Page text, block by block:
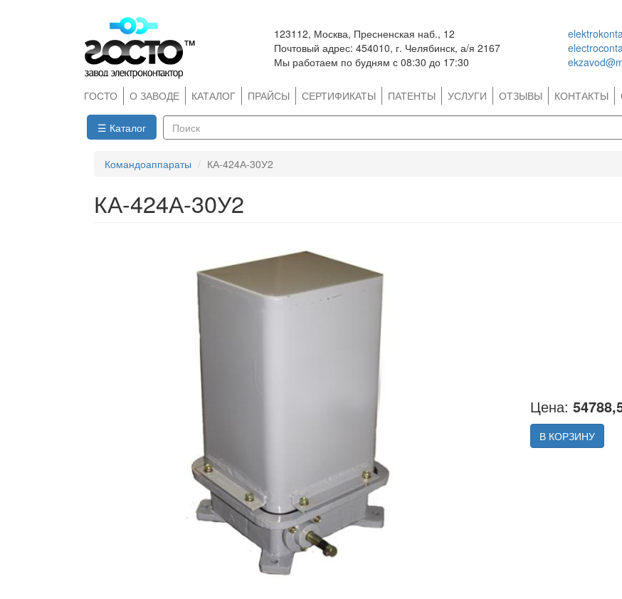
123112, Москва, Пресненская наб., 12
Почтовый адрес: 454010, г. Челябинск, а/я 2167
Мы работаем по будням с 08:30 до 17:30
ГОСТО О ЗАВОДЕ КАТАЛОГ ПРАЙСЫ СЕРТИФИКАТЫ ПАТЕНТЫ УСЛУГИ ОТЗЫВЫ КОНТАКТЫ
☰ Каталог
Командоаппараты
КА-424А-30У2
КА-424А-30У2
Цена:
В КОРЗИНУ